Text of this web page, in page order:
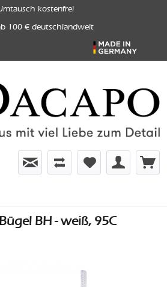
kostenfrei
100 € deutschlandweit
BH - weiß, 95C